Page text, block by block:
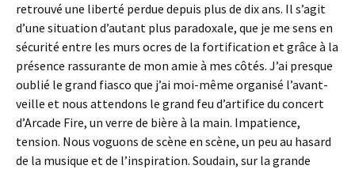
retrouvé une liberté perdue depuis plus de dix ans. Il s’agit
d’une situation d’autant plus paradoxale, que je me sens en
sécurité entre les murs ocres de la fortification et grâce à la
présence rassurante de mon amie à mes côtés. J’ai presque
oublié le grand fiasco que j’ai moi-même organisé l’avant-
veille et nous attendons le grand feu d’artifice du concert
d’Arcade Fire, un verre de bière à la main. Impatience,
tension. Nous voguons de scène en scène, un peu au hasard
de la musique et de l’inspiration. Soudain, sur la grande